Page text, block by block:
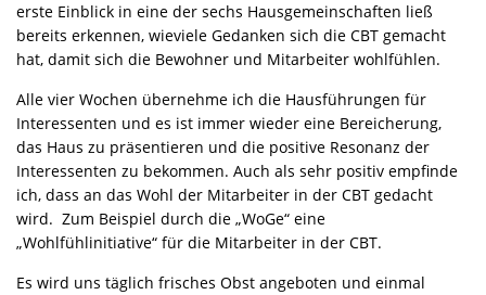
erste Einblick in eine der sechs Hausgemeinschaften ließ
bereits erkennen, wieviele Gedanken sich die CBT gemacht
hat, damit sich die Bewohner und Mitarbeiter wohlfühlen.
Alle vier Wochen übernehme ich die Hausführungen für
Interessenten und es ist immer wieder eine Bereicherung,
das Haus zu präsentieren und die positive Resonanz der
Interessenten zu bekommen. Auch als sehr positiv empfinde
ich, dass an das Wohl der Mitarbeiter in der CBT gedacht
wird. Zum Beispiel durch die „WoGe“ eine
„Wohlfühlinitiative“ für die Mitarbeiter in der CBT.
Es wird uns täglich frisches Obst angeboten und einmal